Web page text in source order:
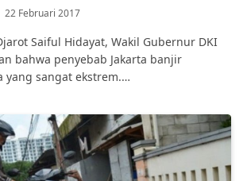
22 Februari 2017
Saiful Hidayat, Wakil Gubernur DKI
bahwa penyebab Jakarta banjir
yang sangat ekstrem.…